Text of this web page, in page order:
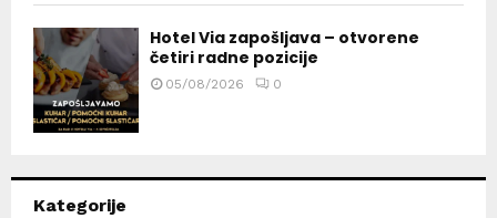
Hotel Via zapošljava – otvorene
četiri radne pozicije
05/08/2026 0
Kategorije